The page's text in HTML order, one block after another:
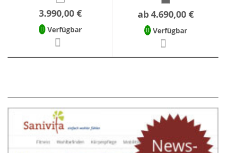
3.990,00 €
Verfügbar
ab4.690,00 €
Verfügbar